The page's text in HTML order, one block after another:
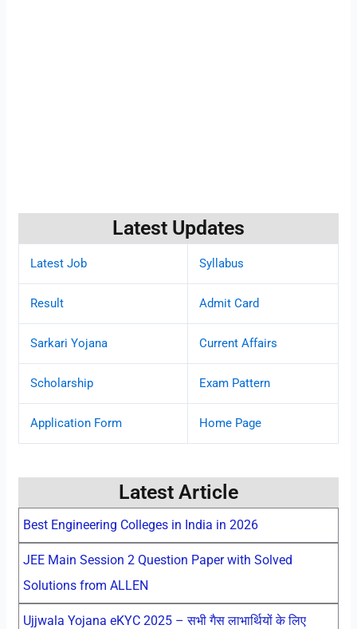
Latest Updates
Latest Job Syllabus
Result Admit Card
Sarkari Yojana Current Affairs
Scholarship Exam Pattern
Application Form Home Page
Latest Article
Best Engineering Colleges in India in 2026
JEE Main Session 2 Question Paper with Solved
Solutions from ALLEN
Ujjwala Yojana eKYC 2025 – सभी गैस लाभार्थियों के लिए